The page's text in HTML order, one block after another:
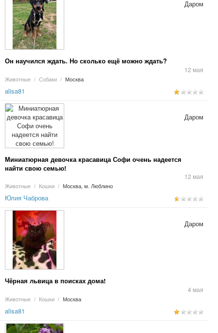
Он научился ждать. Но сколько ещё можно ждать?
12 мая
Животные / Собаки / Москва
Даром
alisa81
Миниатюрная девочка красавица Софи очень надеется
найти свою семью!
12 мая
Животные / Кошки / Москва, м. Люблино
Даром
Юлия Чаброва
Чёрная львица в поисках дома!
4 мая
Животные / Кошки / Москва
Даром
alisa81